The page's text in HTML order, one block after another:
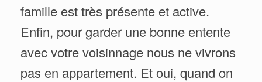
famille est très présente et active.
Enfin, pour garder une bonne entente
avec votre voisinnage nous ne vivrons
pas en appartement. Et oui, quand on